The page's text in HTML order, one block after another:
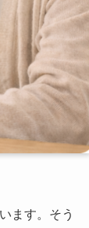
ます。そう